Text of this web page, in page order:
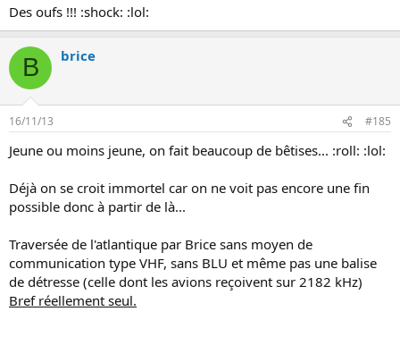
Des oufs !!! :shock: :lol:
B brice
16/11/13 #185
Jeune ou moins jeune, on fait beaucoup de bêtises... :roll: :lol:
Déjà on se croit immortel car on ne voit pas encore une fin
possible donc à partir de là...
Traversée de l'atlantique par Brice sans moyen de
communication type VHF, sans BLU et même pas une balise
de détresse (celle dont les avions reçoivent sur 2182 kHz)
Bref réellement seul.